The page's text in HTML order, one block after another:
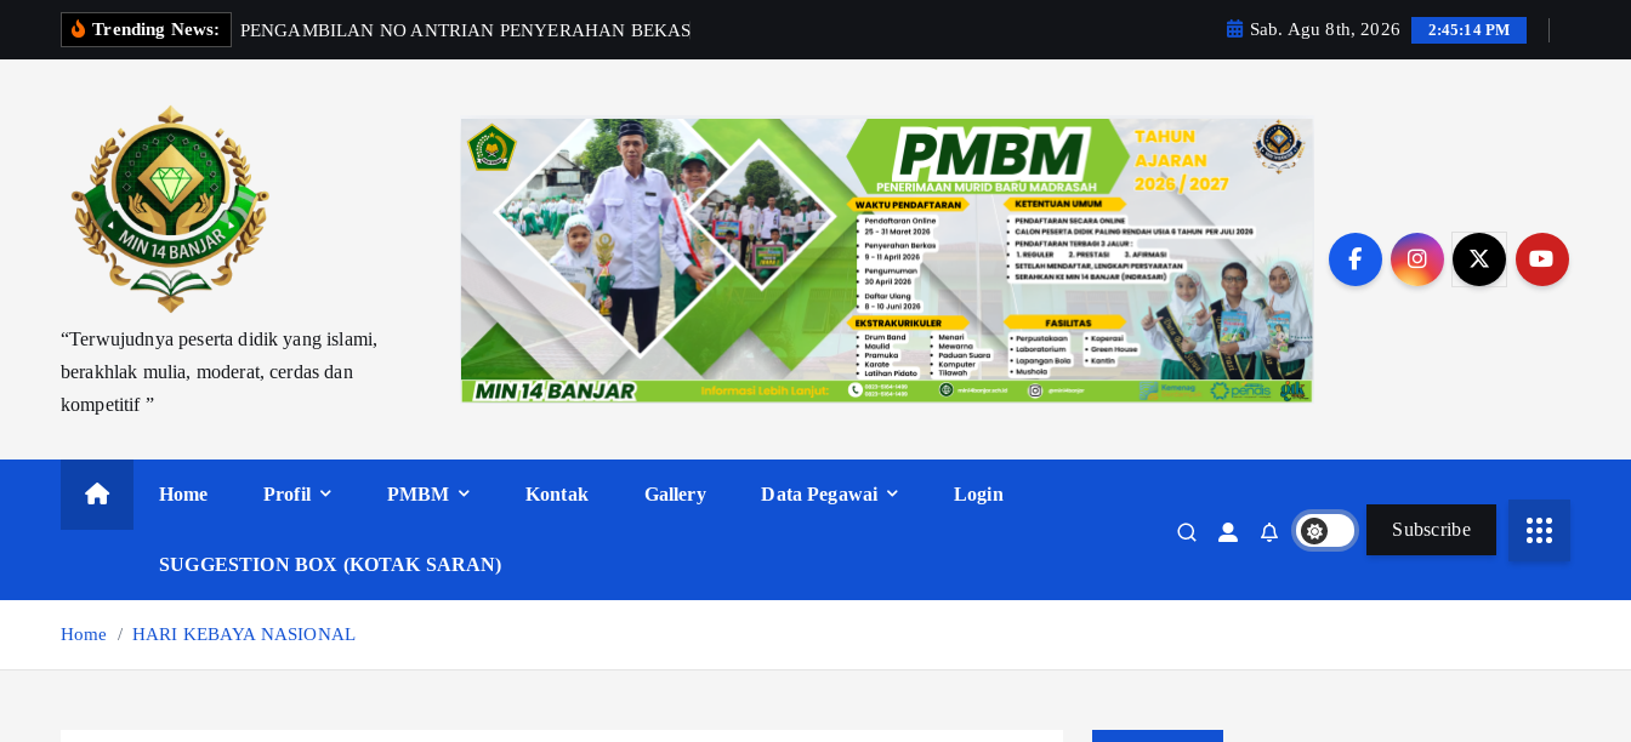
Trending News: Sab. Agu 8th, 2026 2:45:16 PM
“Terwujudnya peserta didik yang islami,
berakhlak mulia, moderat, cerdas dan
kompetitif ”
Home Profil PMBM Kontak Gallery Data Pegawai Login
SUGGESTION BOX (KOTAK SARAN)
Subscribe
Home HARI KEBAYA NASIONAL